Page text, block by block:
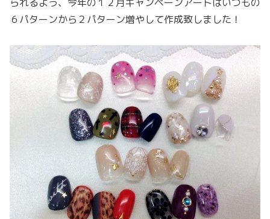
６パターンから２パターン増やして作成致しました！